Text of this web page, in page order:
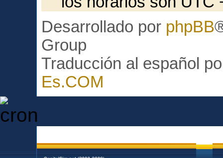
Desarrollado por phpBB
Group
Traducción al español
Es.COM